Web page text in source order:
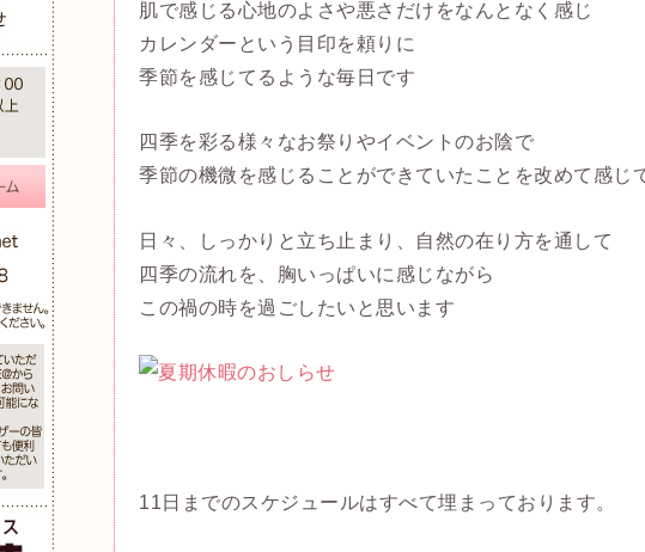
肌で感じる心地のよさや悪さだけをなんとなく感じ
カレンダーという目印を頼りに
季節を感じてるような毎日です
四季を彩る様々なお祭りやイベントのお陰で
季節の機微を感じることができていたことを改めて感じ
日々、しっかりと立ち止まり、
自然の在り方を通して
四季の流れを、胸いっぱいに感じながら
この禍の時を過ごしたいと思います
11日までのスケジュールはすべて埋まっております。